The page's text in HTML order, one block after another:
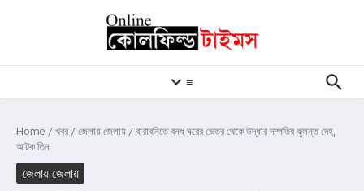
≡
Home /খবর /জেলায় জেলায় /বারাবনিতে বন্ধ ঘরের ভেতর থেকে উদ্ধার দম্পতির ঝুলন্ত দেহ,
আটক তিন
জেলায় জেলায়